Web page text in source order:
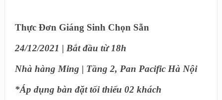
Thực Đơn Giáng Sinh Chọn Sẵn
24/12/2021 | Bắt đầu từ 18h
Nhà hàng Ming | Tầng 2, Pan Pacific Hà Nội
*Áp dụng bàn đặt tối thiểu 02 khách